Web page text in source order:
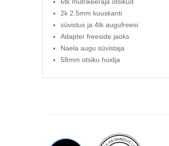
6tk mutrikeeraja otsikud
2k 2.5mm kuuskanti
süvistus ja 4tk augufreesi
Adapter freeside jaoks
Naela augu süvistaja
58mm otsiku hoidja